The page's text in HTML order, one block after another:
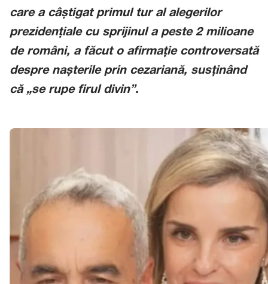
care a câștigat primul tur al alegerilor
prezidențiale cu sprijinul a peste 2 milioane
de români, a făcut o afirmație controversată
despre nașterile prin cezariană, susținând
că „se rupe firul divin”.